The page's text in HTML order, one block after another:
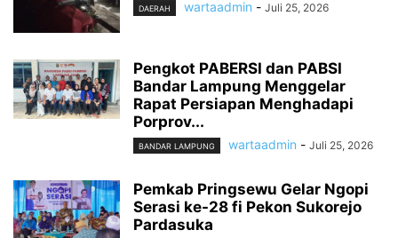
DAERAH wartaadmin - Juli 25, 2026
Pengkot PABERSI dan PABSI
Bandar Lampung Menggelar
Rapat Persiapan Menghadapi
Porprov...
BANDAR LAMPUNG wartaadmin - Juli 25, 2026
Pemkab Pringsewu Gelar Ngopi
Serasi ke-28 fi Pekon Sukorejo
Pardasuka